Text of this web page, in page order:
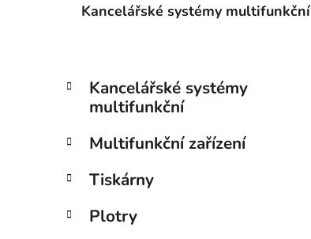
Kancelářské systémy multifunkční
P
t
a
n
Přeskočit
kategorie
K
a
g
r
e
Kancelářské systémy
multifunkční
Multifunkční zařízení
Tiskárny
Plotry